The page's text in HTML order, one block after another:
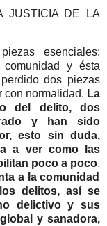
JUSTICIA DE LA
esenciales:
y ésta
dos piezas
con normalidad. La
del delito, dos
y han sido
esto sin duda,
a ver como las
poco a poco.
a la comunidad
delitos, así se
delictivo y sus
y sanadora,